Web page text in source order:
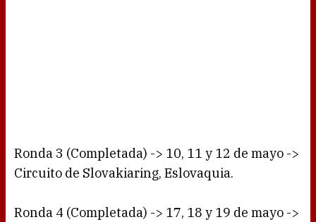
Ronda 3 (Completada) -> 10, 11 y 12 de mayo ->
Circuito de Slovakiaring, Eslovaquia.
Ronda 4 (Completada) -> 17, 18 y 19 de mayo ->